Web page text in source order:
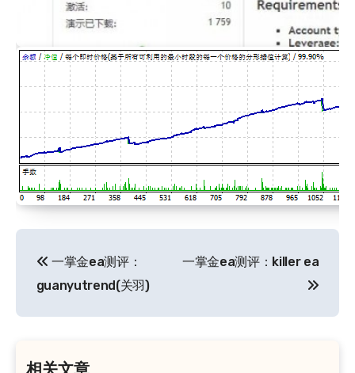
章
导
一掌金ea测评：
guanyutrend(关羽)
一掌金ea测评：killer ea